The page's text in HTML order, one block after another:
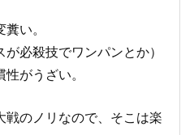
い。
必殺技でワンパンとか）
がうざい。
のノリなので、そこは楽